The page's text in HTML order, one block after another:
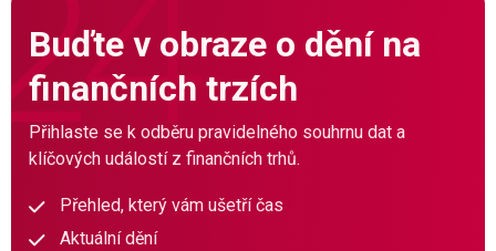
Buďte v obraze o dění na
finančních trzích
Přihlaste se k odběru pravidelného souhrnu dat a
klíčových událostí z finančních trhů.
Přehled, který vám ušetří čas
Aktuální dění